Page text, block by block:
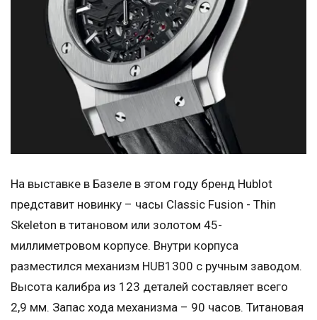
На выставке в Базеле в этом году бренд Hublot
представит новинку – часы Classic Fusion - Thin
Skeleton в титановом или золотом 45-
миллиметровом корпусе. Внутри корпуса
разместился механизм HUB1300 с ручным заводом.
Высота калибра из 123 деталей составляет всего
2,9 мм. Запас хода механизма – 90 часов. Титановая